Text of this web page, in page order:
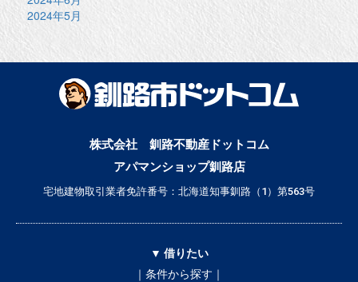
2024年5月
株式会社 釧路不動産ドットコム
アパマンショップ釧路店
宅地建物取引業者免許番号：北海道知事釧路（1）第563号
▼ 借りたい
｜条件から探す｜